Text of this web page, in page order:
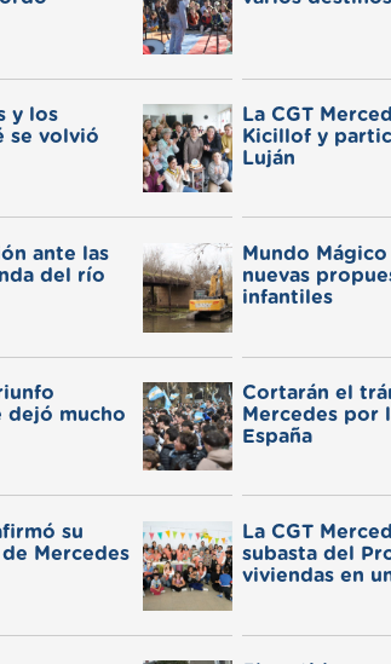
y los
se volvió
La CGT
Kicillof y
Luján
ante las
del río
Mundo
nuevas
infantiles
dejó mucho
Cortarán el
Mercedes por
España
su
Mercedes
La CGT
subasta del
viviendas en